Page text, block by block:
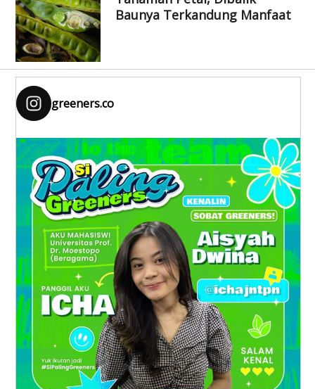
Baunya Terkandung Manfaat
greeners.co